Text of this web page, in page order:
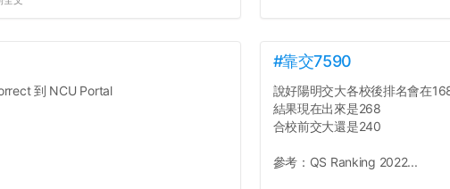
到 NCU Portal
#靠交7590
說好陽明交大各校後排名會在
結果現在出來是268
合校前交大還是240
參考：QS Ranking 2022...